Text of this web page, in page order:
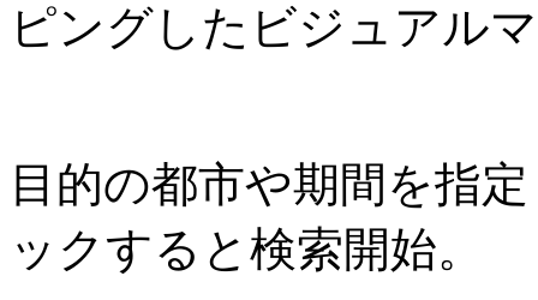
ピングしたビジュアル
目的の都市や期間を指
ックすると検索開始。